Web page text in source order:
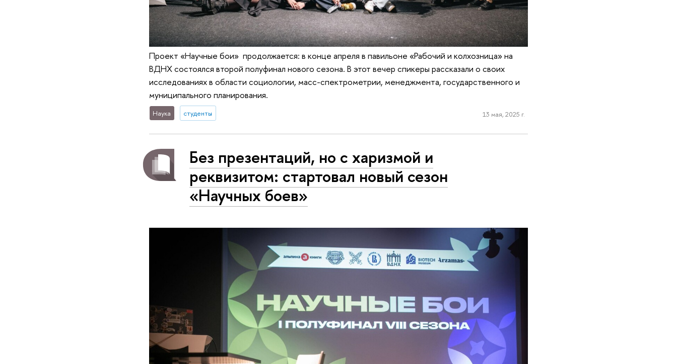
Проект «Научные бои» продолжается: в конце апреля в павильоне «Рабочий и колхозница» на
ВДНХ состоялся второй полуфинал нового сезона. В этот вечер спикеры рассказали о своих
исследованиях в области социологии, масс-спектрометрии, менеджмента, государственного и
муниципального планирования.
Наука студенты 13 мая, 2025 г.
Без презентаций, но с харизмой и
реквизитом: стартовал новый сезон
«Научных боев»